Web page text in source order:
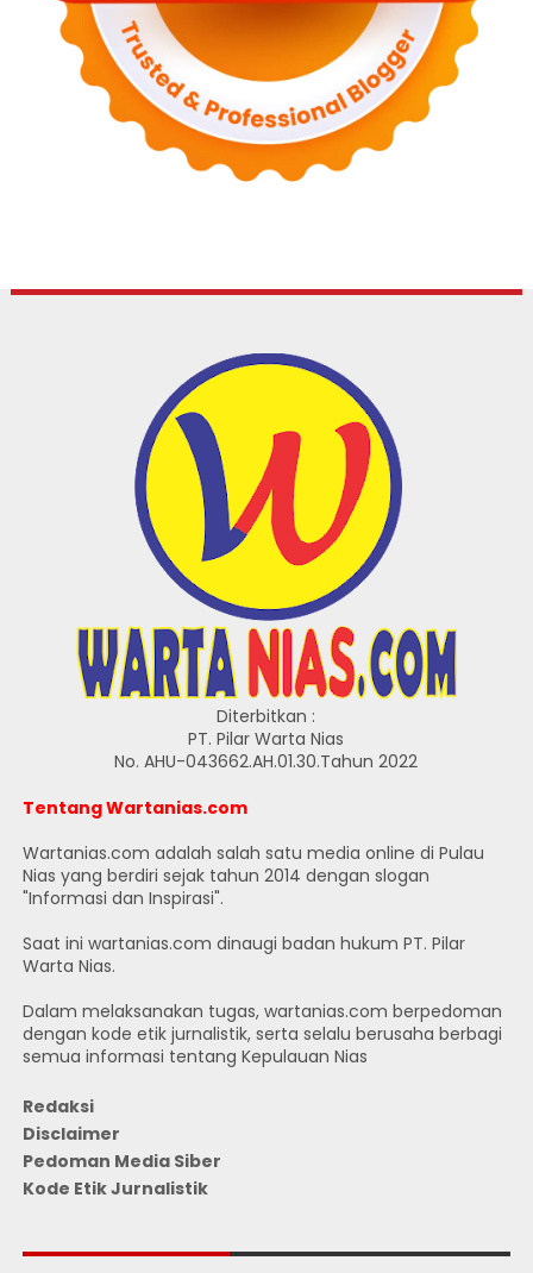
Diterbitkan :
PT. Pilar Warta Nias
No. AHU-043662.AH.01.30.Tahun 2022
Tentang Wartanias.com
Wartanias.com adalah salah satu media online di Pulau
Nias yang berdiri sejak tahun 2014 dengan slogan
"Informasi dan Inspirasi".
Saat ini wartanias.com dinaugi badan hukum PT. Pilar
Warta Nias.
Dalam melaksanakan tugas, wartanias.com berpedoman
dengan kode etik jurnalistik, serta selalu berusaha berbagi
semua informasi tentang Kepulauan Nias
Redaksi
Disclaimer
Pedoman Media Siber
Kode Etik Jurnalistik